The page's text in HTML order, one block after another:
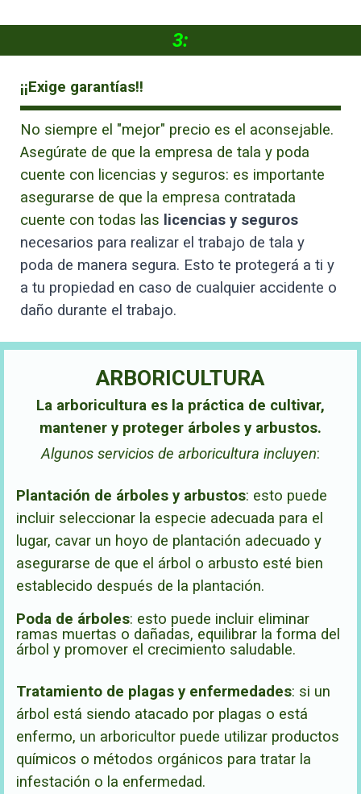
3:
¡¡Exige garantías!!
No siempre el "mejor" precio es el aconsejable.
Asegúrate de que la empresa de tala y poda
cuente con licencias y seguros: es importante
asegurarse de que la empresa contratada
cuente con todas las licencias y seguros
necesarios para realizar el trabajo de tala y
poda de manera segura. Esto te protegerá a ti y
a tu propiedad en caso de cualquier accidente o
daño durante el trabajo.
ARBORICULTURA
La arboricultura es la práctica de cultivar,
mantener y proteger árboles y arbustos.
Algunos servicios de arboricultura incluyen:
Plantación de árboles y arbustos: esto puede
incluir seleccionar la especie adecuada para el
lugar, cavar un hoyo de plantación adecuado y
asegurarse de que el árbol o arbusto esté bien
establecido después de la plantación.
Poda de árboles: esto puede incluir eliminar
ramas muertas o dañadas, equilibrar la forma del
árbol y promover el crecimiento saludable.
Tratamiento de plagas y enfermedades: si un
árbol está siendo atacado por plagas o está
enfermo, un arboricultor puede utilizar productos
químicos o métodos orgánicos para tratar la
infestación o la enfermedad.